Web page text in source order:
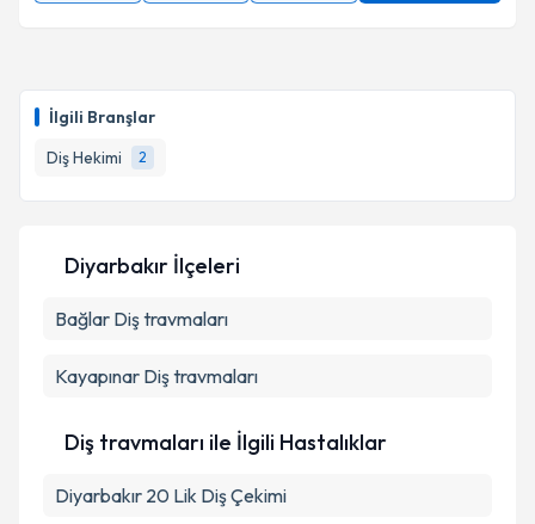
İlgili Branşlar
Diş Hekimi
2
Diyarbakır İlçeleri
Bağlar Diş travmaları
Kayapınar Diş travmaları
Diş travmaları ile İlgili Hastalıklar
Diyarbakır 20 Lik Diş Çekimi